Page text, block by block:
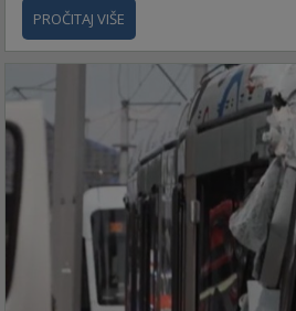
PROČITAJ VIŠE